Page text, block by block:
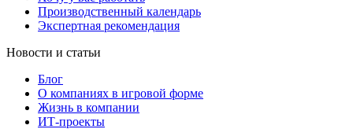
Производственный календарь
Экспертная рекомендация
Новости и статьи
Блог
О компаниях в игровой форме
Жизнь в компании
ИТ-проекты